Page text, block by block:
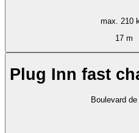
max. 210
17 m
Plug Inn fast
Boulevard